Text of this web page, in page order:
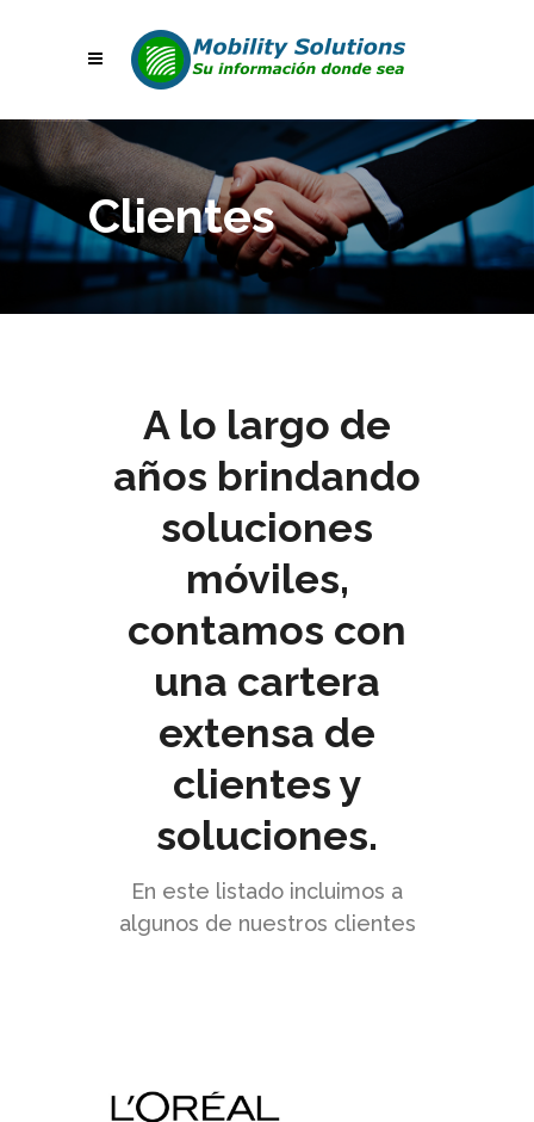
Clientes
A lo largo de
años brindando
soluciones
móviles,
contamos con
una cartera
extensa de
clientes y
soluciones.
En este listado incluimos a
algunos de nuestros clientes